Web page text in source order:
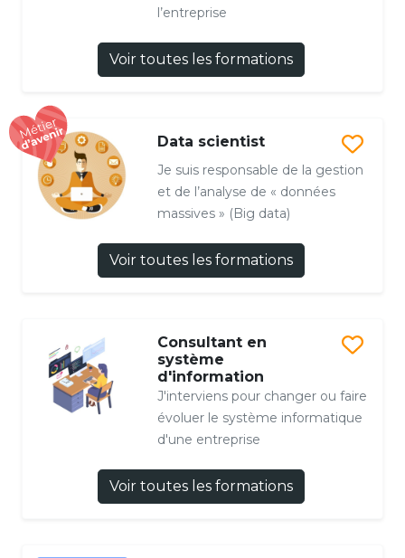
l’entreprise
Voir toutes les formations
Data scientist
Je suis responsable de la gestion
et de l’analyse de « données
massives » (Big data)
Voir toutes les formations
Consultant en
système
d'information
J'interviens pour changer ou faire
évoluer le système informatique
d'une entreprise
Voir toutes les formations